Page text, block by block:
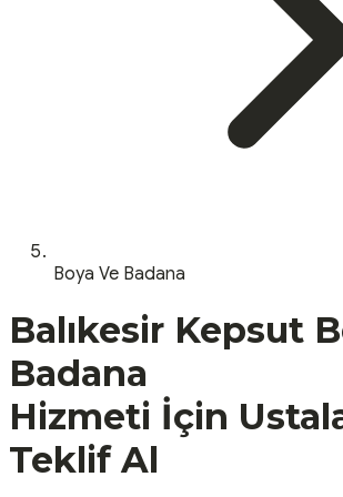
Boya Ve Badana
Balıkesir Kepsut
Badana
Hizmeti İçin
Teklif Al